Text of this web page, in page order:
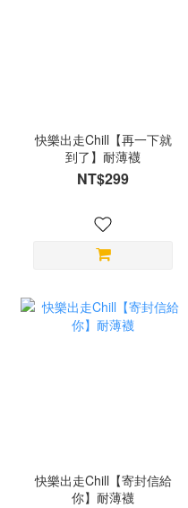
快樂出走Chill【再一下就
到了】耐薄襪
NT$299
快樂出走Chill【寄封信給
你】耐薄襪